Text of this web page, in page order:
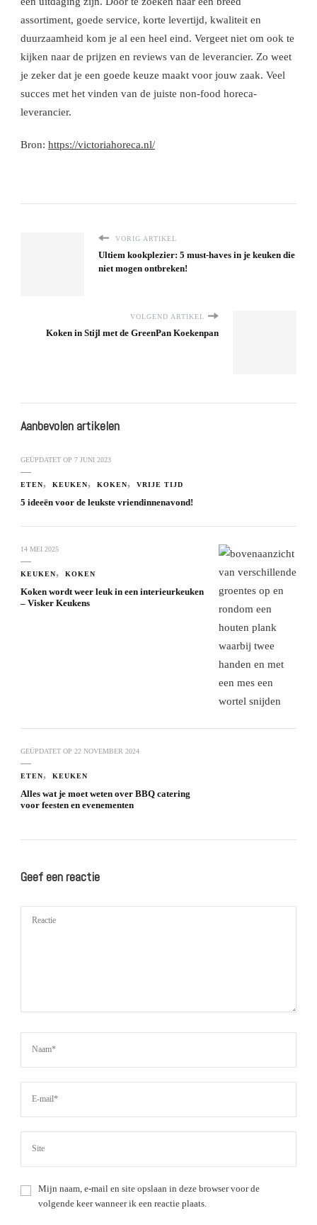
assortiment, goede service, korte levertijd, kwaliteit en
duurzaamheid kom je al een heel eind. Vergeet niet om ook te
kijken naar de prijzen en reviews van de leverancier. Zo weet
je zeker dat je een goede keuze maakt voor jouw zaak. Veel
succes met het vinden van de juiste non-food horeca-
leverancier.
Bron: https://victoriahoreca.nl/
VORIG ARTIKEL
Ultiem kookplezier: 5 must-haves in je keuken die
niet mogen ontbreken!
VOLGEND ARTIKEL
Koken in Stijl met de GreenPan Koekenpan
Aanbevolen artikelen
GEÜPDATET OP 7 JUNI 2023
ETEN KEUKEN KOKEN VRIJE TIJD
5 ideeën voor de leukste vriendinnenavond!
14 MEI 2025
KEUKEN KOKEN
Koken wordt weer leuk in een interieurkeuken
– Visker Keukens
GEÜPDATET OP 22 NOVEMBER 2024
ETEN KEUKEN
Alles wat je moet weten over BBQ catering
voor feesten en evenementen
Geef een reactie
Mijn naam, e-mail en site opslaan in deze browser voor de
volgende keer wanneer ik een reactie plaats.